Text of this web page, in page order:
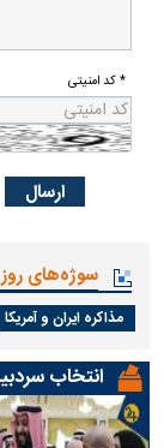
* کد امنیتی
سوژه‌های روز
مذاکره ایران و آمریکا
انتخاب